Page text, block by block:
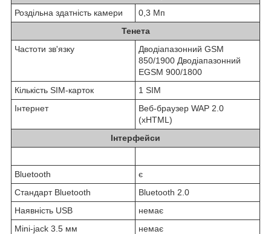
Роздільна здатність камери
0,3 Мп
Тенета
Частоти зв'язку
Дводіапазонний GSM
850/1900 Дводіапазонний
EGSM 900/1800
Кількість SIM-карток
1 SIM
Інтернет
Веб-браузер WAP 2.0
(xHTML)
Інтерфейси
Bluetooth
є
Стандарт Bluetooth
Bluetooth 2.0
Наявність USB
немає
Mini-jack 3.5 мм
немає